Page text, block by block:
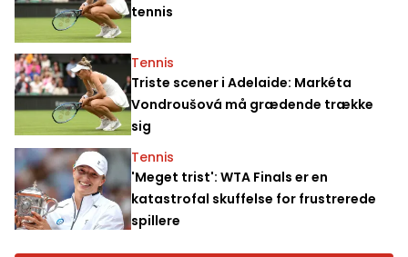
tennis
Tennis
Triste scener i Adelaide: Markéta
Vondroušová må grædende trække
sig
Tennis
'Meget trist': WTA Finals er en
katastrofal skuffelse for frustrerede
spillere